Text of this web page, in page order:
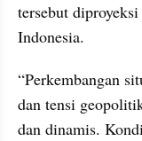
tersebut
Indonesia.
“Perkembangan
dan tensi
dan dinamis.